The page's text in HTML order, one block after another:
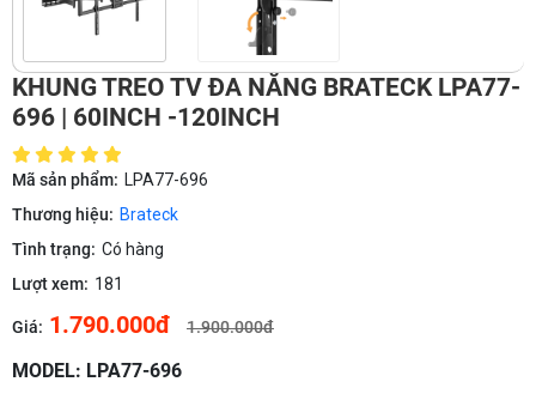
KHUNG TREO TV ĐA NĂNG BRATECK LPA77-
696 | 60INCH -120INCH
Mã sản phẩm: LPA77-696
Thương hiệu: Brateck
Tình trạng: Có hàng
Lượt xem: 181
Giá: 1.790.000đ 1.900.000đ
MODEL: LPA77-696